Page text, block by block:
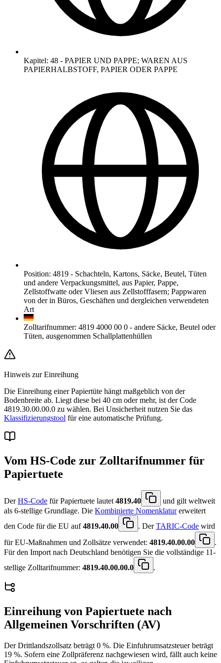
Kapitel: 48 - PAPIER UND PAPPE; WAREN AUS
PAPIERHALBSTOFF, PAPIER ODER PAPPE
Position: 4819 - Schachteln, Kartons, Säcke, Beutel, Tüten
und andere Verpackungsmittel, aus Papier, Pappe,
Zellstoffwatte oder Vliesen aus Zellstofffasern; Pappwaren
von der in Büros, Geschäften und dergleichen verwendeten
Art
Zolltarifnummer: 4819 4000 00 0 - andere Säcke, Beutel oder
Tüten, ausgenommen Schallplattenhüllen
Hinweis zur Einreihung
Die Einreihung einer Papiertüte hängt maßgeblich von der
Bodenbreite ab. Liegt diese bei 40 cm oder mehr, ist der Code
4819.30.00.00.0 zu wählen. Bei Unsicherheit nutzen Sie das
Klassifizierungstool für eine automatische Prüfung.
Vom HS-Code zur Zolltarifnummer für
Papiertuete
DerHS-Code für Papiertuete lautet4819.40
und gilt weltweit
als 6-stellige Grundlage. Die Kombinierte Nomenklaturerweitert
den Code für die EU auf4819.40.00 . DerTARIC-Code wird
für EU-Maßnahmen und Zollsätze verwendet: 4819.40.00.00
.
Für den Import nach Deutschland benötigen Sie die vollständige 11-
stellige Zolltarifnummer: 4819.40.00.00.0 .
Einreihung von Papiertuete nach
Allgemeinen Vorschriften (AV)
Der Drittlandszollsatz beträgt 0 %. Die Einfuhrumsatzsteuer beträgt
19 %. Sofern eine Zollpräferenz nachgewiesen wird, fällt auch keine